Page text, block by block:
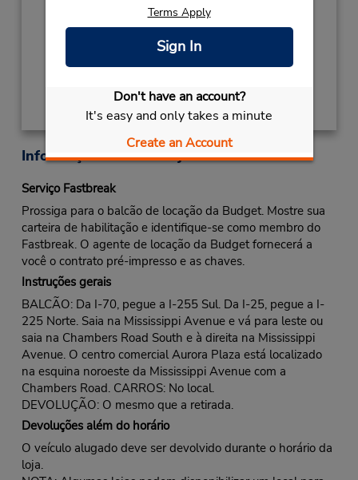
Terms Apply
Sign In
Don't have an account?
It's easy and only takes a minute
Create an Account
Local de entrega das chaves
Informações sobre a loja
Serviço Fastbreak
Prossiga para o balcão de locação da Budget. Mostre sua
carteira de habilitação e identifique-se como membro do
Fastbreak. O agente de locação da Budget fornecerá a
você o contrato pré-impresso e as chaves.
Instruções gerais
BALCÃO: Da I-70, pegue a I-255 Sul. Da I-25, pegue a I-
225 Norte. Saia na Mississippi Avenue e vá para leste ou
saia na Chambers Road South e à direita na Mississippi
Avenue. O centro comercial Aurora Plaza está localizado
na esquina noroeste da Mississippi Avenue com a
Chambers Road. CARROS: No local.
DEVOLUÇÃO: O mesmo que a retirada.
Devoluções além do horário
O veículo alugado deve ser devolvido durante o horário da
loja.